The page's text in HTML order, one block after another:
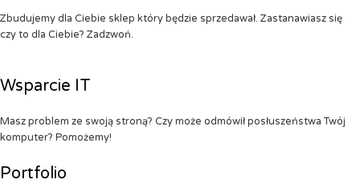
Zbudujemy dla Ciebie sklep który będzie sprzedawał. Zastanawiasz się
czy to dla Ciebie? Zadzwoń.
Wsparcie IT
Masz problem ze swoją stroną? Czy może odmówił posłuszeństwa Twój
komputer? Pomożemy!
Portfolio